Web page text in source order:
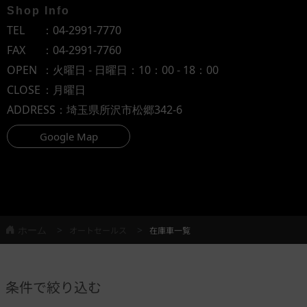
Shop Info
TEL ： 04-2991-7770
FAX
：04-2991-7760
OPEN
：火曜日 - 日曜日：10：00 - 18：00
CLOSE ：月曜日
ADDRESS ：埼玉県所沢市松郷342-6
Google Map
在庫車一覧
条件で絞り込む